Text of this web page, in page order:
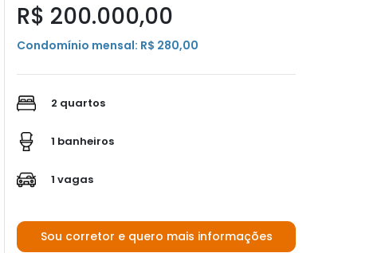
R$ 200.000,00
Condomínio mensal: R$ 280,00
2 quartos
1 banheiros
1 vagas
Sou corretor e quero mais informações